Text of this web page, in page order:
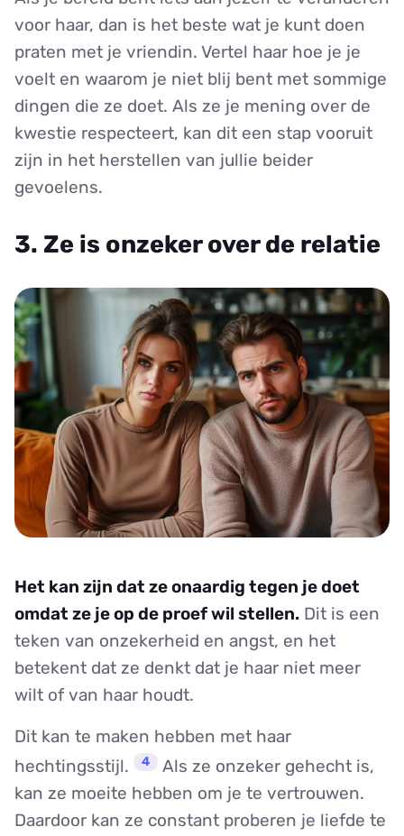
voor haar, dan is het beste wat je kunt doen
praten met je vriendin. Vertel haar hoe je je
voelt en waarom je niet blij bent met sommige
dingen die ze doet. Als ze je mening over de
kwestie respecteert, kan dit een stap vooruit
zijn in het herstellen van jullie beider
gevoelens.
3. Ze is onzeker over de relatie
Het kan zijn dat ze onaardig tegen je doet
omdat ze je op de proef wil stellen. Dit is een
teken van onzekerheid en angst, en het
betekent dat ze denkt dat je haar niet meer
wilt of van haar houdt.
Dit kan te maken hebben met haar
hechtingsstijl.
4
Als ze onzeker gehecht is,
kan ze moeite hebben om je te vertrouwen.
Daardoor kan ze constant proberen je liefde te